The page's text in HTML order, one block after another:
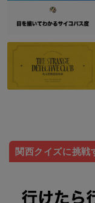
関西クイズに挑戦